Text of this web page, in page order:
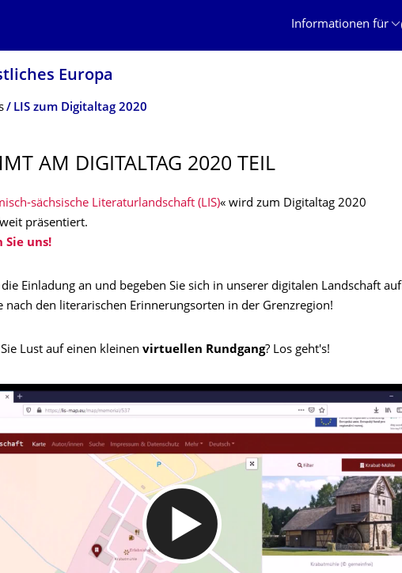
Informationen für
Europa
LIS zum Digitaltag 2020
AM DIGITALTAG 2020 TEIL
sächsische Literaturlandschaft (LIS)« wird zum Digitaltag 2020
präsentiert.
Sie uns!
die Einladung an und begeben Sie sich in unserer digitalen Landschaft auf
nach den literarischen Erinnerungsorten in der Grenzregion!
Lust auf einen kleinen virtuellen Rundgang? Los geht's!